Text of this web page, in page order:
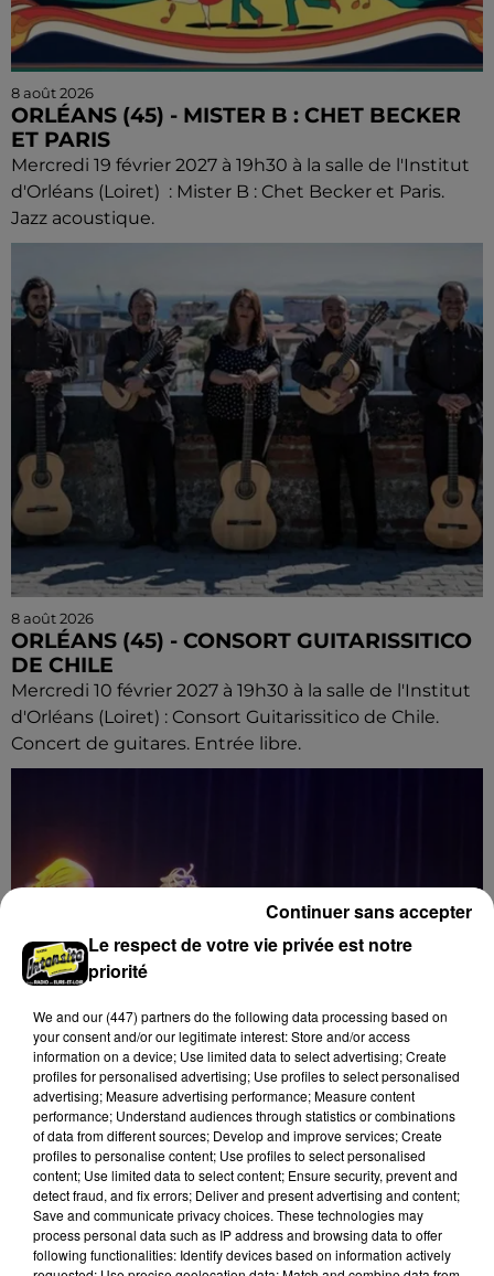
8 août 2026
ORLÉANS (45) - MISTER B : CHET BECKER
ET PARIS
Mercredi 19 février 2027 à 19h30 à la salle de l'Institut
d'Orléans (Loiret) : Mister B : Chet Becker et Paris.
Jazz acoustique.
8 août 2026
ORLÉANS (45) - CONSORT GUITARISSITICO
DE CHILE
Mercredi 10 février 2027 à 19h30 à la salle de l'Institut
d'Orléans (Loiret) : Consort Guitarissitico de Chile.
Concert de guitares. Entrée libre.
8 août 2026
LUISANT - SPECTACLE : COMBAT
CHORÉGRAPHIÉ
Vendredi 28 mai 2027 à 20h30 à la salle André Malraux
de Luisant : Combat chorégraphié. Spectacle-
conférence. Par la Compagnie Armata.
Le respect de votre vie privée est notre
priorité
We and our (447) partnersdo the following data processing based on
your consent and/or our legitimate interest: Store and/or access
information on a device; Use limited data to select advertising; Create
profiles for personalised advertising; Use profiles to select personalised
advertising; Measure advertising performance; Measure content
performance; Understand audiences through statistics or combinations
of data from different sources; Develop and improve services; Create
profiles to personalise content; Use profiles to select personalised
content; Use limited data to select content; Ensure security, prevent and
detect fraud, and fix errors; Deliver and present advertising and content;
Save and communicate privacy choices. These technologies may
process personal data such as IP address and browsing data to offer
following functionalities: Identify devices based on information actively
Continuer sans accepter